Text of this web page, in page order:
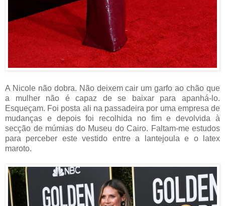
A Nicole não dobra. Não deixem cair um garfo ao chão que
a mulher não é capaz de se baixar para apanhá-lo.
Esqueçam. Foi posta ali na passadeira por uma empresa de
mudanças e depois foi recolhida no fim e devolvida à
secção de múmias do Museu do Cairo. Faltam-me estudos
para perceber este vestido entre a lantejoula e o latex
maroto.